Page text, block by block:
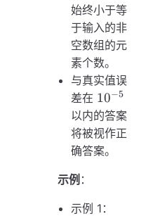
始终小于等
于输入的非
空数组的元
素个数。
与真实值误
差在 10 ^
{-5}
10−5
以内的答案
将被视作正
确答案。
示例 ：
示例 1：